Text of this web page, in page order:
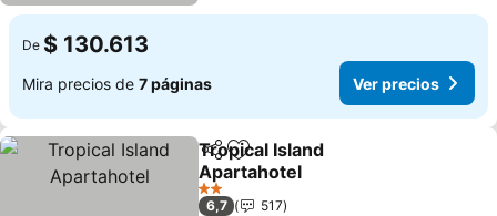
De $ 130.613
Mira precios de 7 páginas Ver precios
Compartir
Agregar a favoritos
Tropical Island
Apartahotel
Ver precios
2 Estrellas
6,7
517